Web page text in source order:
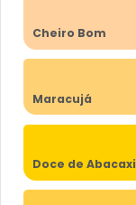
Cheiro Bom
Maracujá
Doce de Abacaxi